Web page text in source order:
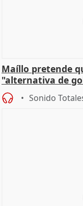
Maíllo pretende
"alternativa de
oposición
Sonido